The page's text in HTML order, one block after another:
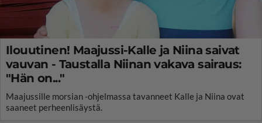
Ilouutinen! Maajussi-Kalle ja Niina saivat
vauvan - Taustalla Niinan vakava sairaus:
"Hän on..."
Maajussille morsian -ohjelmassa tavanneet Kalle ja Niina ovat
saaneet perheenlisäystä.